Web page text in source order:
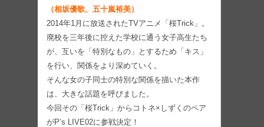
（相坂優歌、五十嵐裕美）
2014年1月に放送されたTVアニメ「桜Trick」。
廃校を三年後に控えた学校に通う女子高生たち
が、互いを「特別なもの」とするため「キス」
を行い、関係をより深めていく。
そんな女の子同士の特別な関係を描いた本作
は、大きな話題を呼びました。
今回その「桜Trick」からコトネ×しずくのペア
がP’s LIVE02に参戦決定！